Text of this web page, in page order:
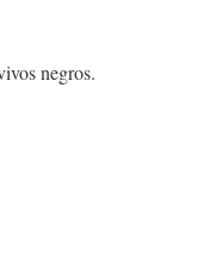
negros.